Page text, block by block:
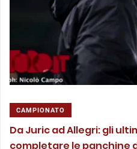
CAMPIONATO
Da Juric ad Allegri: gli
completare le panchine